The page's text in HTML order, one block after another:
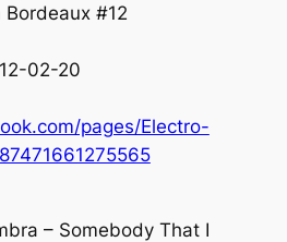
Bordeaux #12
02-20
pages/Electro-
– Somebody That I